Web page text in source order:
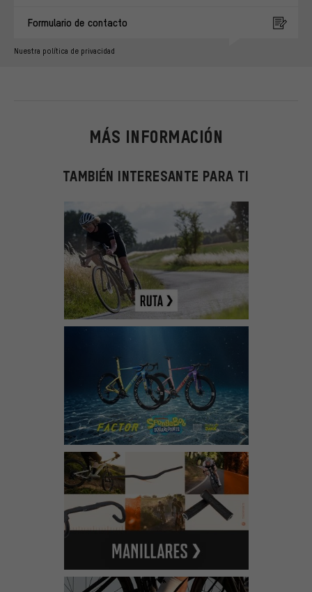
Formulario de contacto
Nuestra política de privacidad
MÁS INFORMACIÓN
TAMBIÉN INTERESANTE PARA TI